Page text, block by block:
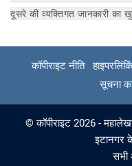
दूसरे की व्यक्तिगत जानकारी का
कॉपीराइट नीति
सूचना
© कॉपीराइट 2026 -
इटानगर
सभी